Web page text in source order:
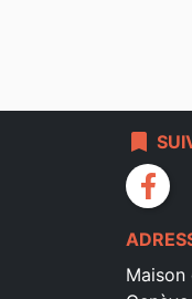
bookmark
facebook